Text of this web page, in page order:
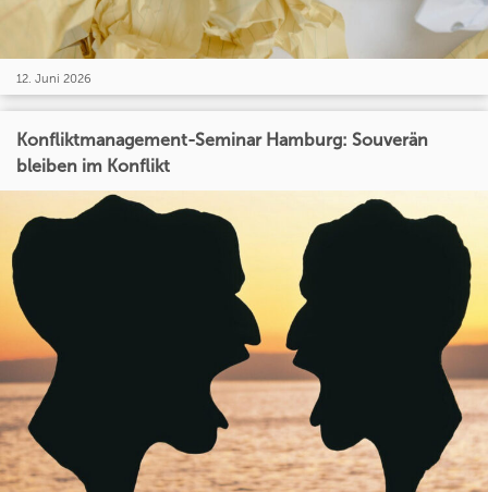
12. Juni 2026
Konfliktmanagement-Seminar Hamburg: Souverän
bleiben im Konflikt